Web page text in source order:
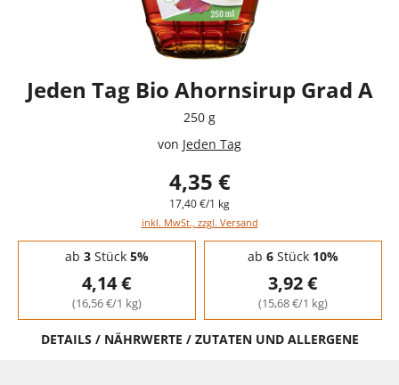
Jeden Tag Bio Ahornsirup Grad A
250 g
von Jeden Tag
4,35 €
17,40 €/1 kg
inkl. MwSt., zzgl. Versand
Staffelpreise - Mengenrabatt
ab 3Stück 5%
4,14 €
(16,56 €/1 kg)
ab 6Stück 10%
3,92 €
(15,68 €/1 kg)
DETAILS / NÄHRWERTE / ZUTATEN UND ALLERGENE